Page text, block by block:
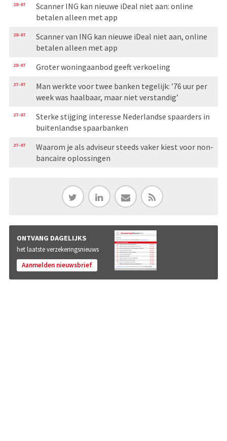
28-07
Scanner ING kan nieuwe iDeal niet aan: online
betalen alleen met app
28-07
Scanner van ING kan nieuwe iDeal niet aan, online
betalen alleen met app
28-07 Groter woningaanbod geeft verkoeling
27-07
Man werkte voor twee banken tegelijk: ’76 uur per
week was haalbaar, maar niet verstandig’
27-07
Sterke stijging interesse Nederlandse spaarders in
buitenlandse spaarbanken
27-07
Waarom je als adviseur steeds vaker kiest voor non-
bancaire oplossingen
ONTVANG DAGELIJKS
het laatste verzekeringsnieuws
Aanmelden nieuwsbrief